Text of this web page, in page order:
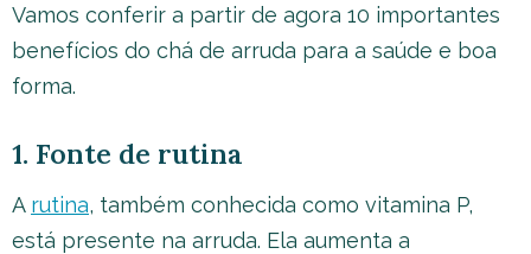
Vamos conferir a partir de agora 10 importantes
benefícios do chá de arruda para a saúde e boa
forma.
1. Fonte de rutina
A rutina, também conhecida como vitamina P,
está presente na arruda. Ela aumenta a